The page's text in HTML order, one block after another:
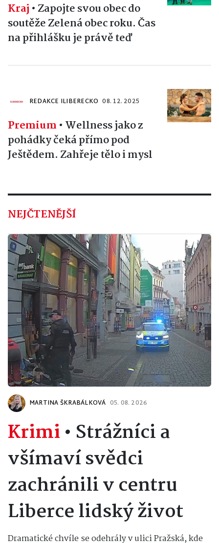
Kraj • Zapojte svou obec do
soutěže Zelená obec roku. Čas
na přihlášku je právě teď
REDAKCE ILIBERECKO 08. 12. 2025
Premium • Wellness jako z
pohádky čeká přímo pod
Ještědem. Zahřeje tělo i mysl
NEJČTENĚJŠÍ
MARTINA ŠKRABÁLKOVÁ 05. 08. 2026
Krimi• Strážníci a
všímaví svědci
zachránili v centru
Liberce lidský život
Dramatické chvíle se odehrály v ulici Pražská, kde